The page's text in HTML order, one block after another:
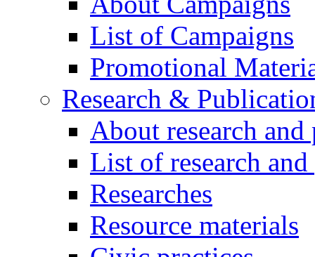
List of Campaigns
Promotional
Research &
About research
List of research
Researches
Resource materials